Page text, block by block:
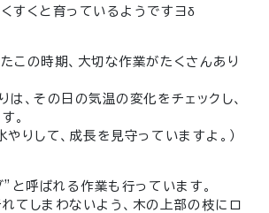
すくと育っているようですヨδ
この時期、大切な作業がたくさんあり
は、その日の気温の変化をチェックし、
。
やりして、成長を見守っていますよ。）
”と呼ばれる作業も行っています。
てしまわないよう、木の上部の枝にロ